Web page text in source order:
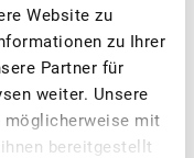
Website zu
zu Ihrer
Partner für
weiter. Unsere
möglicherweise mit
bereitgestellt